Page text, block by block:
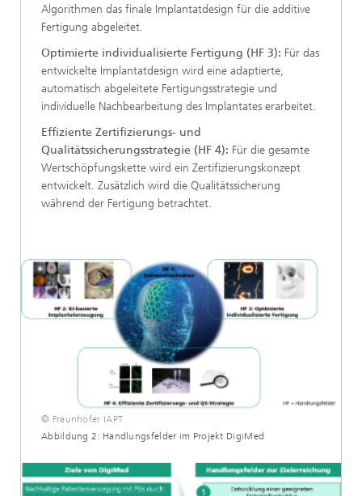
Algorithmen das finale Implantatdesign für die additive
Fertigung abgeleitet.
Optimierte individualisierte Fertigung (HF 3): Für das
entwickelte Implantatdesign wird eine adaptierte,
automatisch abgeleitete Fertigungsstrategie und
individuelle Nachbearbeitung des Implantates erarbeitet.
Effiziente Zertifizierungs- und
Qualitätssicherungsstrategie (HF 4): Für die gesamte
Wertschöpfungskette wird ein Zertifizierungskonzept
entwickelt. Zusätzlich wird die Qualitätssicherung
während der Fertigung betrachtet.
© Fraunhofer IAPT
Abbildung 2: Handlungsfelder im Projekt DigiMed